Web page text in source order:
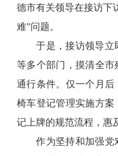
德市有关领导在接访下
难”问题。
于是，接访领导立
等多个部门，摸清全
通行条件。仅一个月
椅车登记管理实施方
记上牌的规范流程，惠
作为坚持和加强党